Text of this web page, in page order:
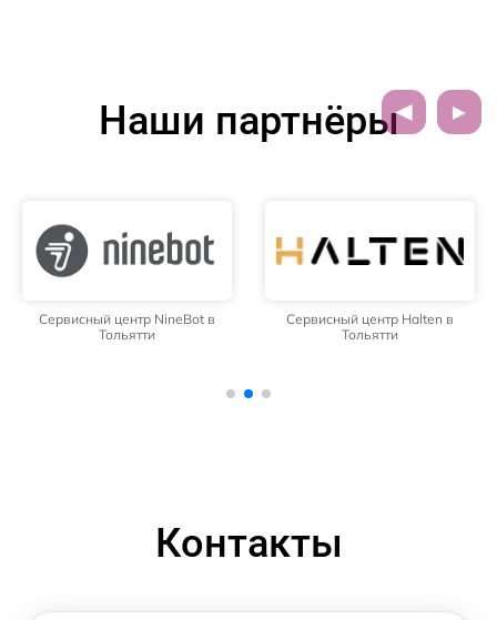
Наши партнёры
Сервисный центр NineBot в
Тольятти
Сервисный центр Halten в
Тольятти
Контакты